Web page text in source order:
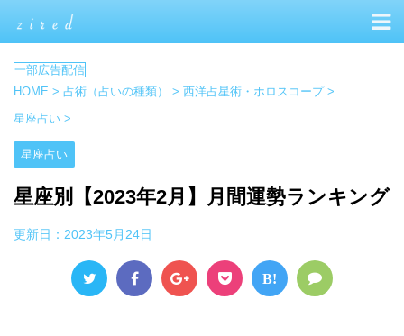
HOME > 占術（占いの種類） > 西洋占星術・ホロスコープ >
星座占い >
星座占い
星座別【2023年2月】月間運勢ランキング
更新日： 2023年5月24日
B!